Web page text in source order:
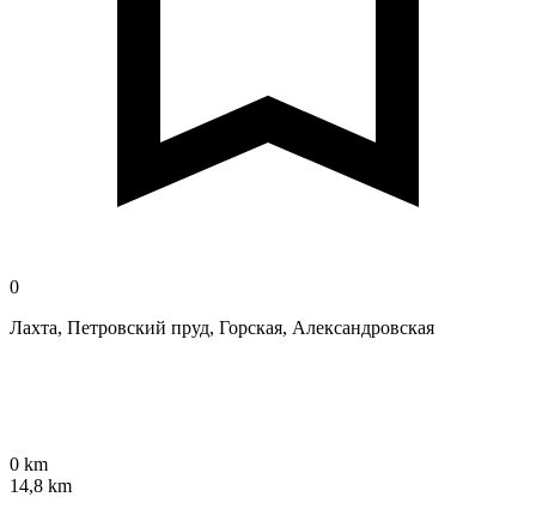
0
Лахта, Петровский пруд, Горская, Александровская
0 km
14,8 km